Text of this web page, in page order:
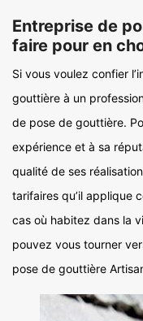
Entreprise de
faire pour en
Si vous voulez confier
gouttière à un
de pose de gouttière.
expérience et à sa
qualité de ses
tarifaires qu’il applique
cas où habitez dans la
pouvez vous tourner
pose de gouttière